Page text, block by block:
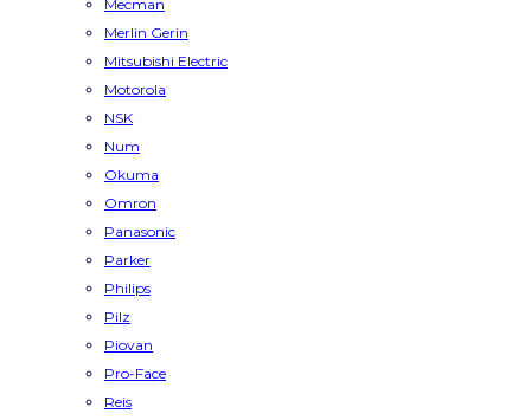
Mecman
Merlin Gerin
Mitsubishi Electric
Motorola
NSK
Num
Okuma
Omron
Panasonic
Parker
Philips
Pilz
Piovan
Pro-Face
Reis